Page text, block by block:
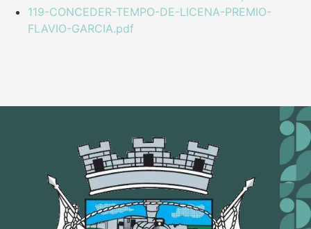
119-CONCEDER-TEMPO-DE-LICENA-PREMIO-
FLAVIO-GARCIA.pdf